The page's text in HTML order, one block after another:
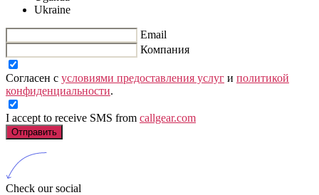
Ukraine
Email
Компания
Согласен с условиями предоставления услуг и политикой
конфиденциальности.
I accept to receive SMS from callgear.com
Отправить
Check our social